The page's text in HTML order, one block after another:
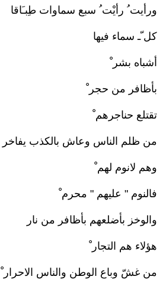
ورأيت ُ رأيْت ُ سبع سماوات طِبـَاقا
كل ّـ سماء فيها
أشباه بشر ْ
بأظافر من حجر ْ
تقتلع حناجرهم ْ
من ظلم الناس وعاش بالكذب يفاخر
وهم لانوم لهم ْ
فالنوم " عليهم " محرم ْ
والوخز بأضلعهم بأظافر من نار
هؤلاء هم التجار ْ
من غشّ وباع الوطن والناس الاحرار ْ